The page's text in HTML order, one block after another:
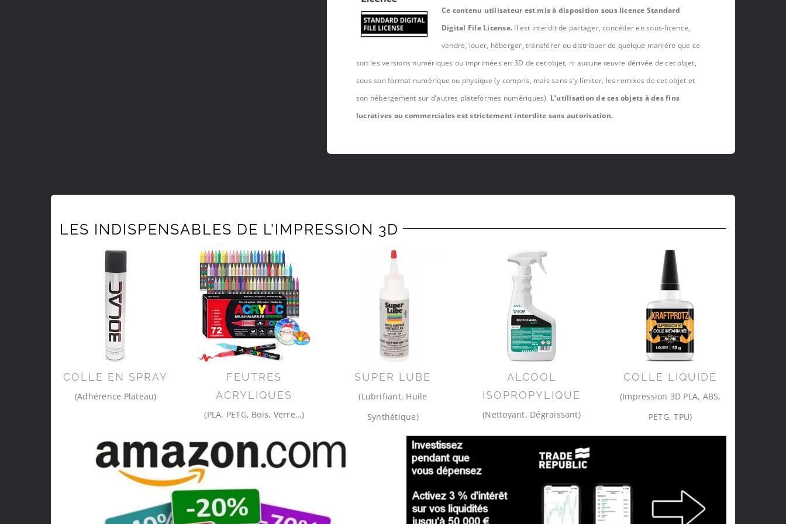
Ce contenu utilisateur est mis à disposition sous licence Standard
Digital File License. Il est interdit de partager, concéder en sous-licence,
vendre, louer, héberger, transférer ou distribuer de quelque manière que ce
soit les versions numériques ou imprimées en 3D de cet objet, ni aucune œuvre dérivée de cet objet,
sous son format numérique ou physique (y compris, mais sans s’y limiter, les remixes de cet objet et
son hébergement sur d’autres plateformes numériques). L’utilisation de ces objets à des fins
lucratives ou commerciales est strictement interdite sans autorisation.
LES INDISPENSABLES DE L’IMPRESSION 3D
COLLE EN SPRAY
(Adhérence Plateau)
FEUTRES
ACRYLIQUES
(PLA, PETG, Bois, Verre…)
SUPER LUBE
(Lubrifiant, Huile
Synthétique)
ALCOOL
ISOPROPYLIQUE
(Nettoyant, Dégraissant)
COLLE LIQUIDE
(Impression 3D PLA, ABS,
PETG, TPU)